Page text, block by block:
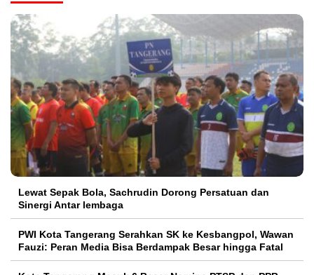
Lewat Sepak Bola, Sachrudin Dorong Persatuan dan
Sinergi Antar lembaga
PWI Kota Tangerang Serahkan SK ke Kesbangpol, Wawan
Fauzi: Peran Media Bisa Berdampak Besar hingga Fatal